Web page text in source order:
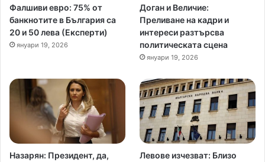
Фалшиви евро: 75% от
банкнотите в България са
20 и 50 лева (Експерти)
януари 19, 2026
Доган и Величие:
Преливане на кадри и
интереси разтърсва
политическата сцена
януари 19, 2026
Назарян: Президент, да,
Левове изчезват: Близо